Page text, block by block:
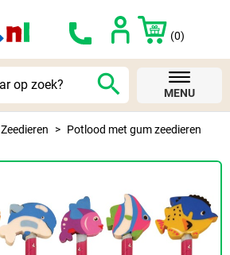
(0)
search MENU
Zeedieren Potlood met gum zeedieren